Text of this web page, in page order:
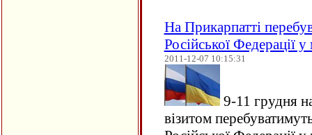
На Прикарпатті
Російської Федерації
2011-12-07 10:15:31
9-11 грудня
візитом